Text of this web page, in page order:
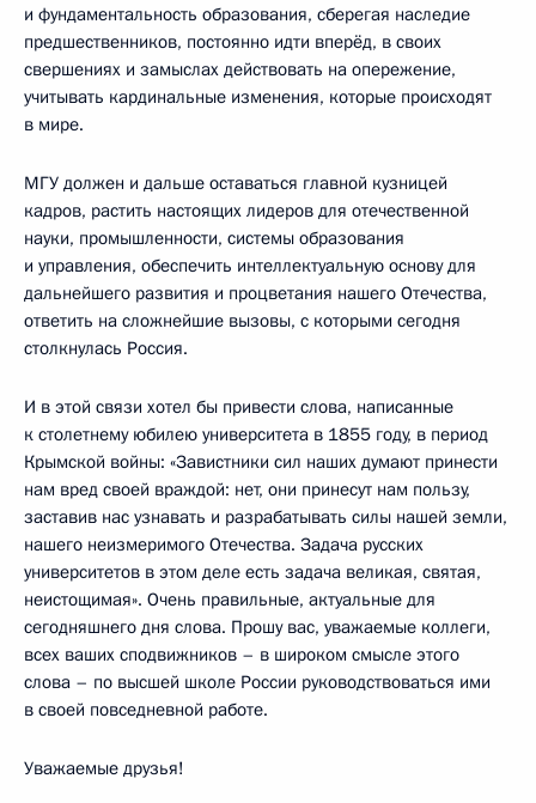
и фундаментальность образования, сберегая наследие
предшественников, постоянно идти вперёд, в своих
свершениях и замыслах действовать на опережение,
учитывать кардинальные изменения, которые происходят
в мире.
МГУ должен и дальше оставаться главной кузницей
кадров, растить настоящих лидеров для отечественной
науки, промышленности, системы образования
и управления, обеспечить интеллектуальную основу для
дальнейшего развития и процветания нашего Отечества,
ответить на сложнейшие вызовы, с которыми сегодня
столкнулась Россия.
И в этой связи хотел бы привести слова, написанные
к столетнему юбилею университета в 1855 году, в период
Крымской войны: «Завистники сил наших думают принести
нам вред своей враждой: нет, они принесут нам пользу,
заставив нас узнавать и разрабатывать силы нашей земли,
нашего неизмеримого Отечества. Задача русских
университетов в этом деле есть задача великая, святая,
неистощимая». Очень правильные, актуальные для
сегодняшнего дня слова. Прошу вас, уважаемые коллеги,
всех ваших сподвижников – в широком смысле этого
слова – по высшей школе России руководствоваться ими
в своей повседневной работе.
Уважаемые друзья!